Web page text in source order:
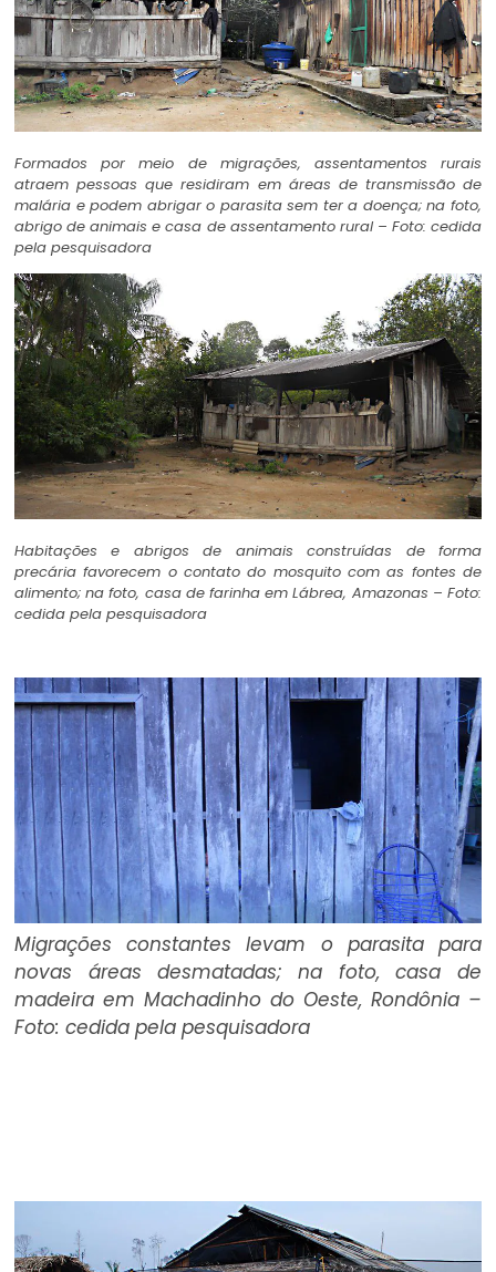
Formados por meio de migrações, assentamentos rurais
atraem pessoas que residiram em áreas de transmissão de
malária e podem abrigar o parasita sem ter a doença; na foto,
abrigo de animais e casa de assentamento rural – Foto: cedida
pela pesquisadora
Habitações e abrigos de animais construídas de forma
precária favorecem o contato do mosquito com as fontes de
alimento; na foto, casa de farinha em Lábrea, Amazonas – Foto:
cedida pela pesquisadora
Migrações constantes levam o parasita para
novas áreas desmatadas; na foto, casa de
madeira em Machadinho do Oeste, Rondônia –
Foto: cedida pela pesquisadora